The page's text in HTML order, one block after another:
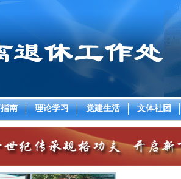
南 理论学习 党建生活 文体社团